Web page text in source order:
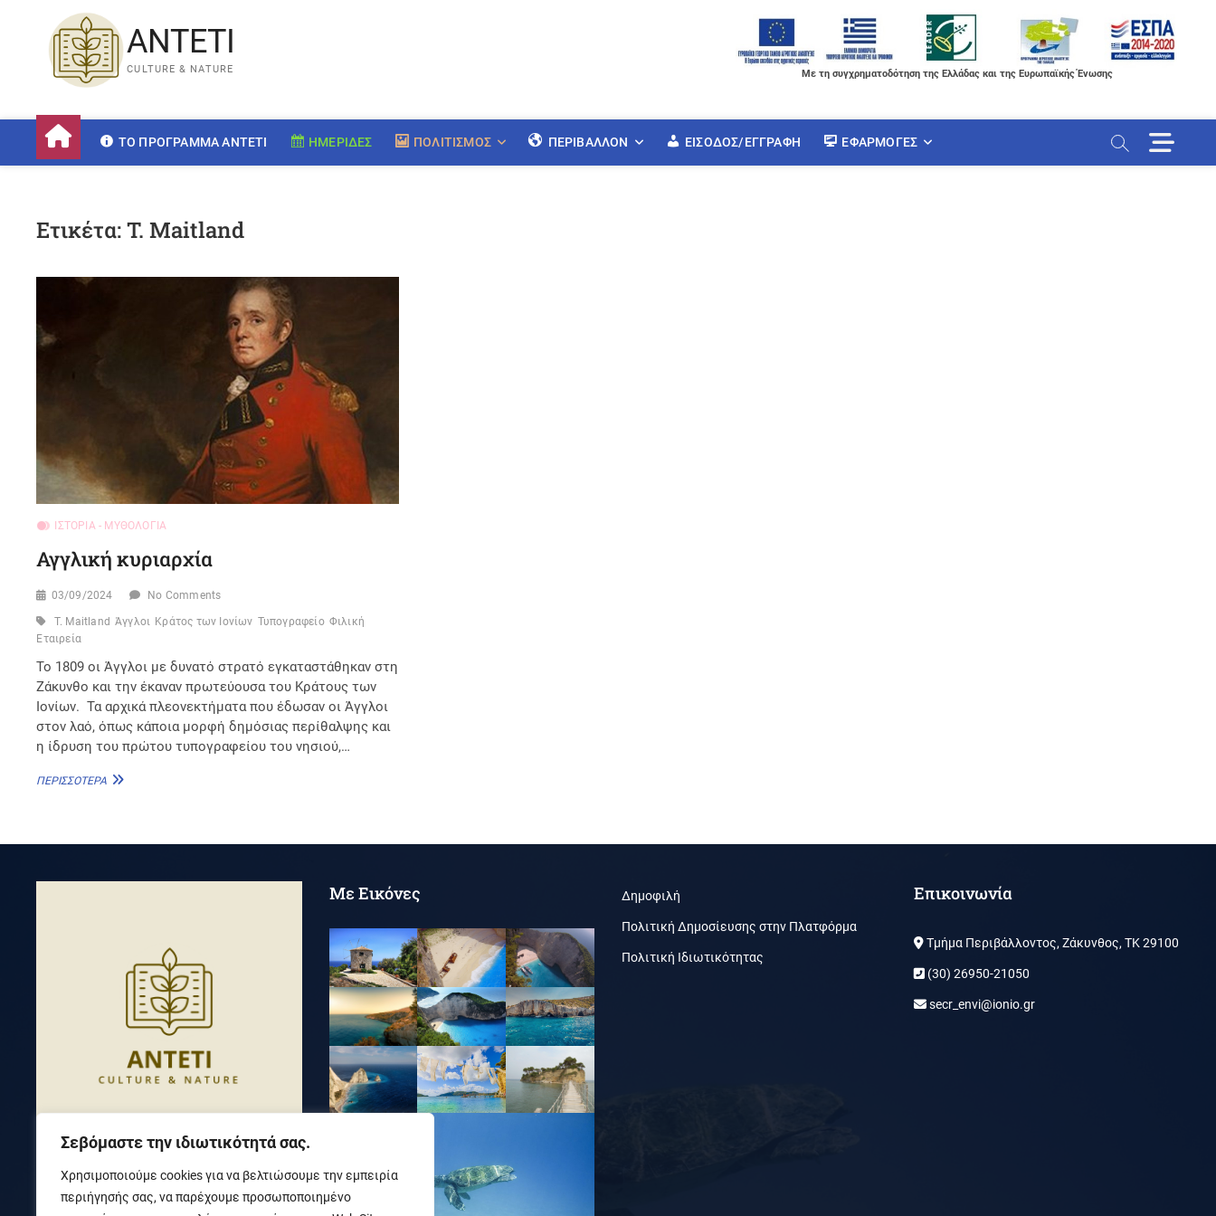
Σεβόμαστε την ιδιωτικότητά σας.
Χρησιμοποιούμε cookies για να βελτιώσουμε την εμπειρία
περιήγησής σας, να παρέχουμε προσωποποιημένο
ANTETI
CULTURE & NATURE Με τη συγχρηματοδότηση της Ελλάδας και της Ευρωπαϊκής Ένωσης
ΤΟ ΠΡΌΓΡΑΜΜΑ ANTETI ΗΜΕΡΊΔΕΣ ΠΟΛΙΤΙΣΜΌΣ ΠΕΡΙΒΆΛΛΟΝ ΕΊΣΟΔΟΣ/ΕΓΓΡΑΦΉ ΕΦΑΡΜΟΓΈΣ
M
e
n
Ετικέτα:T. Maitland
ΙΣΤΟΡΊΑ - ΜΥΘΟΛΟΓΊΑ
Αγγλική κυριαρχία
03/09/2024 No Comments
T. Maitland Άγγλοι Κράτος των Ιονίων Τυπογραφείο Φιλική
Εταιρεία
Το 1809 οι Άγγλοι με δυνατό στρατό εγκαταστάθηκαν στη
Ζάκυνθο και την έκαναν πρωτεύουσα του Κράτους των
Ιονίων. Τα αρχικά πλεονεκτήματα που έδωσαν οι Άγγλοι
στον λαό, όπως κάποια μορφή δημόσιας περίθαλψης και
η ίδρυση του πρώτου τυπογραφείου του νησιού,…
ΠΕΡΙΣΣΌΤΕΡΑ ΑΓΓΛΙΚΉ
ΑΝοιχτή πλαΤφόρμα για την ηλΕκτρονική
καταγραφή φυσικής και πολιΤισμικής
Με Εικόνες Δημοφιλή
Πολιτική Δημοσίευσης στην Πλατφόρμα
Πολιτική Ιδιωτικότητας
Επικοινωνία
Τμήμα Περιβάλλοντος, Ζάκυνθος, ΤΚ 29100
(30) 26950-21050
secr_envi@ionio.gr